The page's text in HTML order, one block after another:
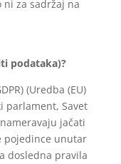
ni za sadržaj na
podataka)?
(Uredba (EU)
parlament, Savet
jačati
pojedince unutar
dosledna pravila